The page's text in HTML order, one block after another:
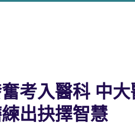
考入醫科 中
出抉擇智慧